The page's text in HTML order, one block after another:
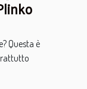
Questa è